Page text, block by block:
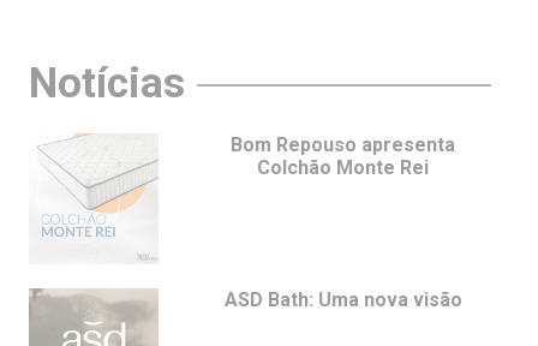
Notícias
Bom Repouso apresenta
Colchão Monte Rei
ASD Bath: Uma nova visão